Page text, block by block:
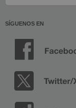
SÍGUENOS EN